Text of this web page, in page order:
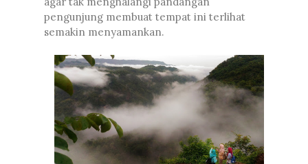
pengunjung membuat tempat ini terlihat
semakin menyamankan.